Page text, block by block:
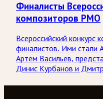
Финалисты
композиторов РМО
Всероссийский
финалистов. Ими стали
Артём Васильев,
Динис Курбанов и